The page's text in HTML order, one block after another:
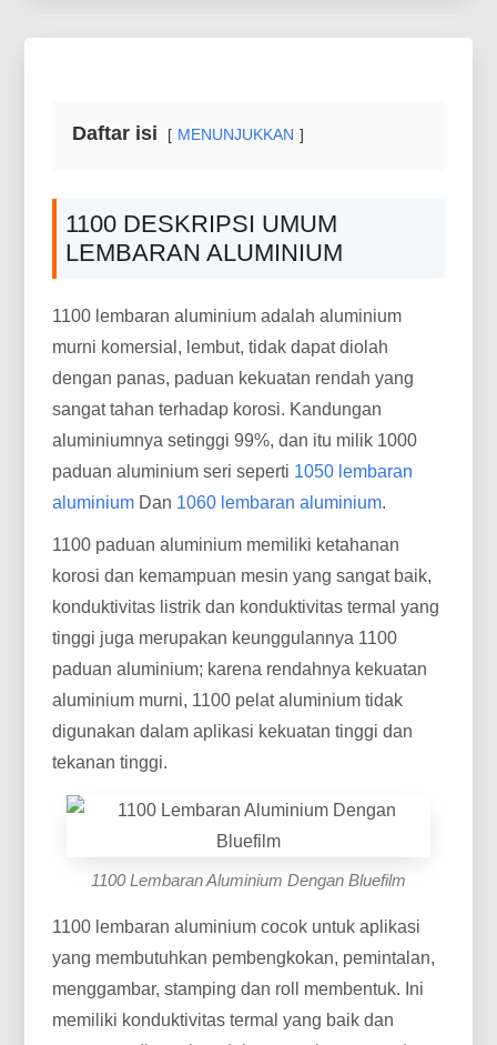
Daftar isi MENUNJUKKAN
1100 DESKRIPSI UMUM
LEMBARAN ALUMINIUM
1100 lembaran aluminium adalah aluminium
murni komersial, lembut, tidak dapat diolah
dengan panas, paduan kekuatan rendah yang
sangat tahan terhadap korosi. Kandungan
aluminiumnya setinggi 99%, dan itu milik 1000
paduan aluminium seri seperti 1050 lembaran
aluminium Dan 1060 lembaran aluminium.
1100 paduan aluminium memiliki ketahanan
korosi dan kemampuan mesin yang sangat baik,
konduktivitas listrik dan konduktivitas termal yang
tinggi juga merupakan keunggulannya 1100
paduan aluminium; karena rendahnya kekuatan
aluminium murni, 1100 pelat aluminium tidak
digunakan dalam aplikasi kekuatan tinggi dan
tekanan tinggi.
1100 Lembaran Aluminium Dengan Bluefilm
1100 lembaran aluminium cocok untuk aplikasi
yang membutuhkan pembengkokan, pemintalan,
menggambar, stamping dan roll membentuk. Ini
memiliki konduktivitas termal yang baik dan